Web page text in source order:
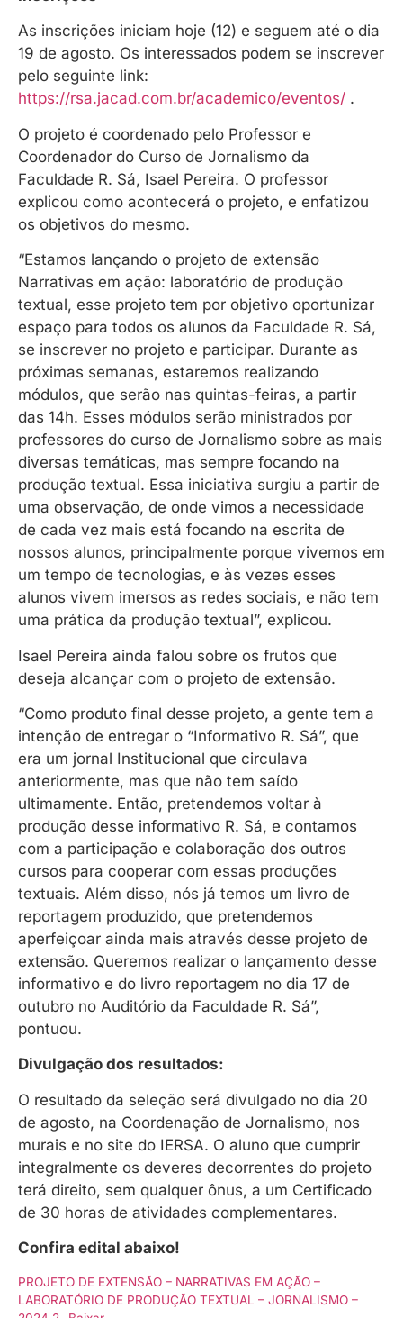
As inscrições iniciam hoje (12) e seguem até o dia
19 de agosto. Os interessados podem se inscrever
pelo seguinte link:
https://rsa.jacad.com.br/academico/eventos/ .
O projeto é coordenado pelo Professor e
Coordenador do Curso de Jornalismo da
Faculdade R. Sá, Isael Pereira. O professor
explicou como acontecerá o projeto, e enfatizou
os objetivos do mesmo.
“Estamos lançando o projeto de extensão
Narrativas em ação: laboratório de produção
textual, esse projeto tem por objetivo oportunizar
espaço para todos os alunos da Faculdade R. Sá,
se inscrever no projeto e participar. Durante as
próximas semanas, estaremos realizando
módulos, que serão nas quintas-feiras, a partir
das 14h. Esses módulos serão ministrados por
professores do curso de Jornalismo sobre as mais
diversas temáticas, mas sempre focando na
produção textual. Essa iniciativa surgiu a partir de
uma observação, de onde vimos a necessidade
de cada vez mais está focando na escrita de
nossos alunos, principalmente porque vivemos em
um tempo de tecnologias, e às vezes esses
alunos vivem imersos as redes sociais, e não tem
uma prática da produção textual”, explicou.
Isael Pereira ainda falou sobre os frutos que
deseja alcançar com o projeto de extensão.
“Como produto final desse projeto, a gente tem a
intenção de entregar o “Informativo R. Sá”, que
era um jornal Institucional que circulava
anteriormente, mas que não tem saído
ultimamente. Então, pretendemos voltar à
produção desse informativo R. Sá, e contamos
com a participação e colaboração dos outros
cursos para cooperar com essas produções
textuais. Além disso, nós já temos um livro de
reportagem produzido, que pretendemos
aperfeiçoar ainda mais através desse projeto de
extensão. Queremos realizar o lançamento desse
informativo e do livro reportagem no dia 17 de
outubro no Auditório da Faculdade R. Sá”,
pontuou.
Divulgação dos resultados:
O resultado da seleção será divulgado no dia 20
de agosto, na Coordenação de Jornalismo, nos
murais e no site do IERSA. O aluno que cumprir
integralmente os deveres decorrentes do projeto
terá direito, sem qualquer ônus, a um Certificado
de 30 horas de atividades complementares.
Confira edital abaixo!
PROJETO DE EXTENSÃO – NARRATIVAS EM AÇÃO –
LABORATÓRIO DE PRODUÇÃO TEXTUAL – JORNALISMO –